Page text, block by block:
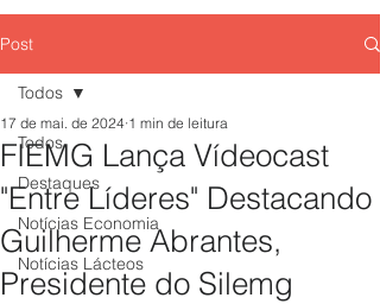
Post
Todos
Destaques
Notícias Economia
Notícias Lácteos
Todos
FIEMG Lança Vídeocast
"Entre Líderes" Destacando
Guilherme Abrantes,
Presidente do Silemg
17 de mai. de 2024 1 min de leitura